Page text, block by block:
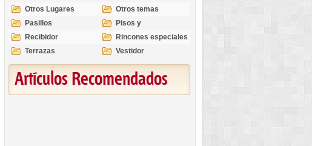
Otros Lugares
Otros temas
Pasillos
Pisos y
revestimientos
Recibidor
Rincones especiales
Terrazas
Vestidor
Artículos Recomendados